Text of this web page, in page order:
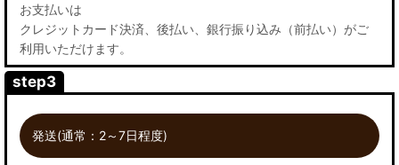
お支払いは
クレジットカード決済、後払い、銀行振り込み（前払い）がご
利用いただけます。
step3
発送(通常：2～7日程度)